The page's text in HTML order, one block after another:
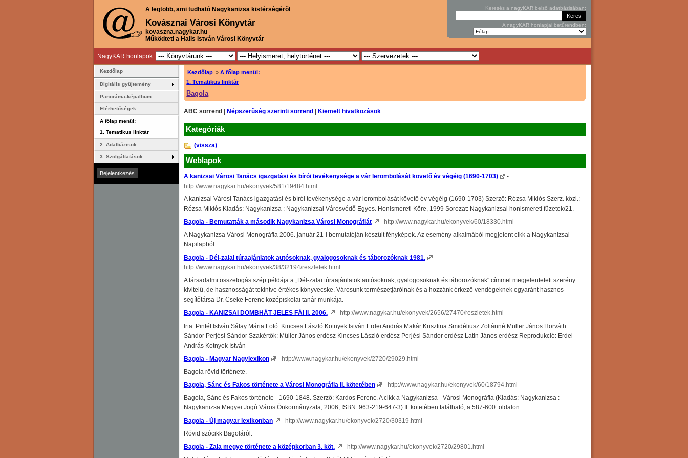
A legtöbb, ami tudható Nagykanizsa kistérségéről
Kovásznai Városi Könyvtár
kovaszna.nagykar.hu
Működteti a Halis István Városi Könyvtár
Keresés a nagyKAR belső adatbázisában:
A nagyKAR honlapjai betűrendben:
NagyKAR honlapok:
Kezdőlap »A főlap menüi:
1. Tematikus linktár
Bagola
ABC sorrend| Népszerűség szerinti sorrend| Kiemelt hivatkozások
Kategóriák
(vissza)
Weblapok
A kanizsai Városi Tanács igazgatási és bírói tevékenysége a vár lerombolását követő év végéig (1690-1703)
-
http://www.nagykar.hu/ekonyvek/581/19484.html
A kanizsai Városi Tanács igazgatási és bírói tevékenysége a vár lerombolását követő év végéig (1690-1703) Szerző: Rózsa Miklós Szerz. közl.:
Rózsa Miklós Kiadás: Nagykanizsa : Nagykanizsai Városvédő Egyes. Honismereti Köre, 1999 Sorozat: Nagykanizsai honismereti füzetek/21.
Bagola - Bemutatták a második Nagykanizsa Városi Monográfiát
- http://www.nagykar.hu/ekonyvek/60/18330.html
A Nagykanizsa Városi Monográfia 2006. január 21-i bemutatóján készült fényképek. Az esemény alkalmából megjelent cikk a Nagykanizsai
Napilapból:
Bagola - Dél-zalai túraajánlatok autósoknak, gyalogosoknak és táborozóknak 1981.
-
http://www.nagykar.hu/ekonyvek/38/32194/reszletek.html
A társadalmi összefogás szép példája a „Dél-zalai túraajánlatok autósoknak, gyalogosoknak és táborozóknak" címmel megjelentetett szerény
kivitelű, de hasznosságát tekintve értékes könyvecske. Városunk természetjáróinak és a hozzánk érkező vendégeknek egyaránt hasznos
segítőtársa Dr. Cseke Ferenc középiskolai tanár munkája.
Bagola - KANIZSAI DOMBHÁT JELES FÁI II. 2006.
- http://www.nagykar.hu/ekonyvek/2656/27470/reszletek.html
Irta: Pintéf István Sáfay Mária Fotó: Kincses László Kotnyek István Erdei András Makár Krisztina Smidéliusz Zoltánné Müller János Horváth
Sándor Perjési Sándor Szakértők: Müller János erdész Kincses László erdész Perjési Sándor erdész Latin János erdész Reprodukció: Erdei
András Kotnyek István
Bagola - Magyar Nagylexikon
- http://www.nagykar.hu/ekonyvek/2720/29029.html
Bagola rövid története.
Bagola, Sánc és Fakos története a Városi Monográfia II. kötetében
- http://www.nagykar.hu/ekonyvek/60/18794.html
Bagola, Sánc és Fakos története - 1690-1848. Szerző: Kardos Ferenc. A cikk a Nagykanizsa - Városi Monográfia (Kiadás: Nagykanizsa :
Nagykanizsa Megyei Jogú Város Önkormányzata, 2006, ISBN: 963-219-647-3) II. kötetében található, a 587-600. oldalon.
Bagola - Új magyar lexikonban
- http://www.nagykar.hu/ekonyvek/2720/30319.html
Rövid szócikk Bagoláról.
Bagola - Zala megye története a középkorban 3. köt.
- http://www.nagykar.hu/ekonyvek/2720/29801.html
Kezdőlap
Digitális gyűjtemény
Panoráma-képalbum
Elérhetőségek
A főlap menüi:
1. Tematikus linktár
2. Adatbázisok
3. Szolgáltatások